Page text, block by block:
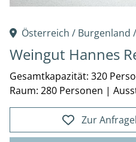
Österreich / Burgenland /
Weingut Hannes
Gesamtkapazität: 320
Raum: 280 Personen |
Zur